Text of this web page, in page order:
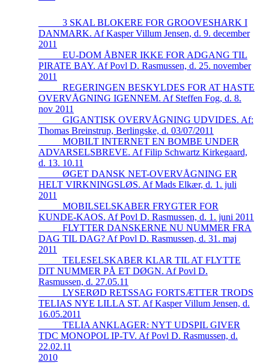
_____3 SKAL BLOKERE FOR GROOVESHARK I
DANMARK. Af Kasper Villum Jensen, d. 9. december
2011
_____EU-DOM ÅBNER IKKE FOR ADGANG TIL
PIRATE BAY. Af Povl D. Rasmussen, d. 25. november
2011
_____REGERINGEN BESKYLDES FOR AT HASTE
OVERVÅGNING IGENNEM. Af Steffen Fog, d. 8.
nov 2011
_____GIGANTISK OVERVÅGNING UDVIDES. Af:
Thomas Breinstrup, Berlingske, d. 03/07/2011
_____MOBILT INTERNET EN BOMBE UNDER
ADVARSELSBREVE. Af Filip Schwartz Kirkegaard,
d. 13. 10.11
_____ØGET DANSK NET-OVERVÅGNING ER
HELT VIRKNINGSLØS. Af Mads Elkær, d. 1. juli
2011
_____MOBILSELSKABER FRYGTER FOR
KUNDE-KAOS. Af Povl D. Rasmussen, d. 1. juni 2011
_____FLYTTER DANSKERNE NU NUMMER FRA
DAG TIL DAG? Af Povl D. Rasmussen, d. 31. maj
2011
_____TELESELSKABER KLAR TIL AT FLYTTE
DIT NUMMER PÅ ET DØGN. Af Povl D.
Rasmussen, d. 27.05.11
_____LYSERØD RETSSAG FORTSÆTTER TRODS
TELIAS NYE LILLA ST. Af Kasper Villum Jensen, d.
16.05.2011
_____TELIA ANKLAGER: NYT UDSPIL GIVER
TDC MONOPOL IP-TV. Af Povl D. Rasmussen, d.
22.02.11
2010